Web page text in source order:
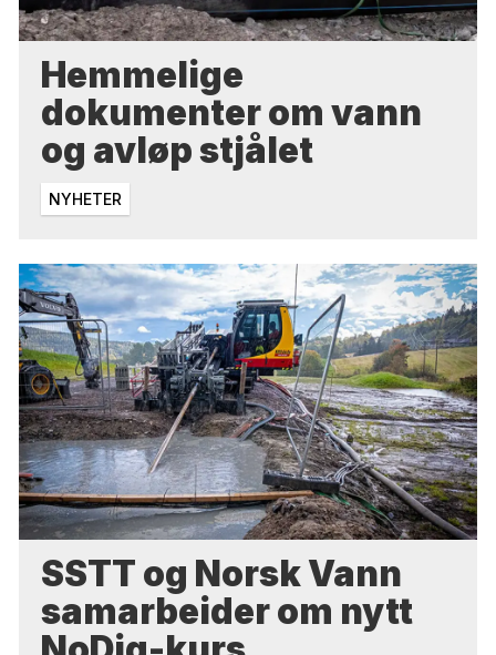
Hemmelige
dokumenter om vann
og avløp stjålet
NYHETER
SSTT og Norsk Vann
samarbeider om nytt